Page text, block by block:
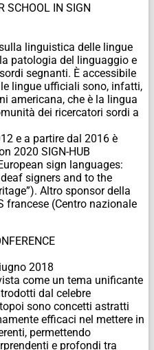
SCHOOL IN SIGN
linguistica delle lingue
patologia del linguaggio e
segnanti. È accessibile
lingue ufficiali sono, infatti,
americana, che è la lingua
dei ricercatori sordi a
e a partire dal 2016 è
2020 SIGN-HUB
sign languages:
signers and to the
Altro sponsor della
francese (Centro nazionale
2018
come un tema unificante
dal celebre
sono concetti astratti
efficaci nel mettere in
permettendo
e profondi tra